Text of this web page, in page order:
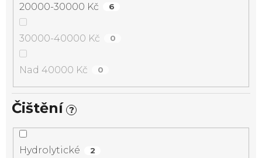
20000-30000 Kč 6
30000-40000 Kč 0
Nad 40000 Kč 0
Čištění ?
Hydrolytické 2